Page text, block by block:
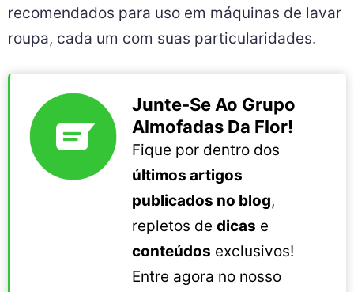
recomendados para uso em máquinas de lavar
roupa, cada um com suas particularidades.
Junte-Se Ao Grupo
Almofadas Da Flor!
Fique por dentro dos
últimos artigos
publicados no blog,
repletos dedicas e
conteúdos exclusivos!
Entre agora no nosso